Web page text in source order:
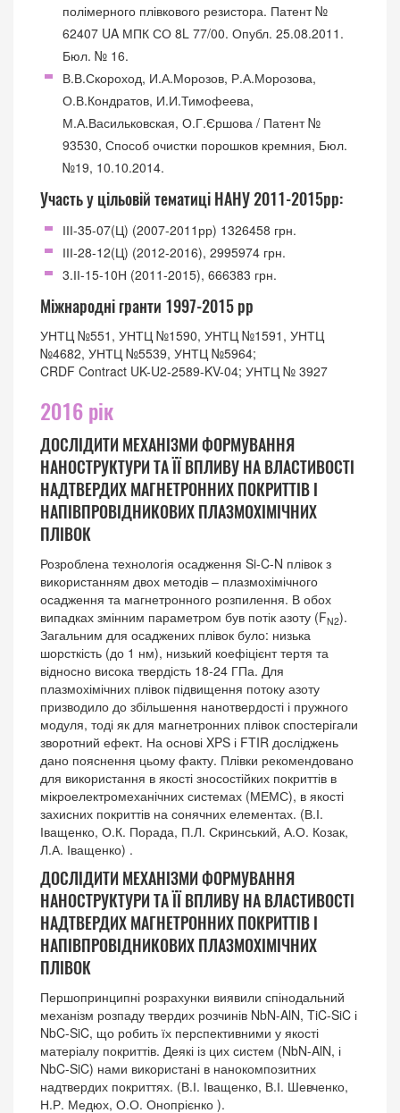
полімерного плівкового резистора. Патент №
62407 UA МПК СО 8L 77/00. Опубл. 25.08.2011.
Бюл. № 16.
В.В.Скороход, И.А.Морозов, Р.А.Морозова,
О.В.Кондратов, И.И.Тимофеева,
М.А.Васильковская, О.Г.Єршова / Патент №
93530, Способ очистки порошков кремния, Бюл.
№19, 10.10.2014.
Участь у цільовій тематиці НАНУ 2011-2015рр:
ІІІ-35-07(Ц) (2007-2011рр) 1326458 грн.
ІІІ-28-12(Ц) (2012-2016), 2995974 грн.
3.ІІ-15-10Н (2011-2015), 666383 грн.
Міжнародні гранти 1997-2015 рр
УНТЦ №551, УНТЦ №1590, УНТЦ №1591, УНТЦ
№4682, УНТЦ №5539, УНТЦ №5964;
CRDF Contract UK-U2-2589-KV-04; УНТЦ № 3927
2016 рік
ДОСЛІДИТИ МЕХАНІЗМИ ФОРМУВАННЯ
НАНОСТРУКТУРИ ТА ЇЇ ВПЛИВУ НА ВЛАСТИВОСТІ
НАДТВЕРДИХ МАГНЕТРОННИХ ПОКРИТТІВ І
НАПІВПРОВІДНИКОВИХ ПЛАЗМОХІМІЧНИХ
ПЛІВОК
Розроблена технологія осадження Si-C-N плівок з
використанням двох методів – плазмохімічного
осадження та магнетронного розпилення. В обох
випадках змінним параметром був потік азоту (FN2).
Загальним для осаджених плівок було: низька
шорсткість (до 1 нм), низький коефіцієнт тертя та
відносно висока твердість 18-24 ГПа. Для
плазмохімічних плівок підвищення потоку азоту
призводило до збільшення нанотвердості і пружного
модуля, тоді як для магнетронних плівок спостерігали
зворотний ефект. На основі XPS і FTIR досліджень
дано пояснення цьому факту. Плівки рекомендовано
для використання в якості зносостійких покриттів в
мікроелектромеханічних системах (МЕМС), в якості
захисних покриттів на сонячних елементах. (В.І.
Іващенко, О.К. Порада, П.Л. Скринський, А.О. Козак,
Л.А. Іващенко) .
ДОСЛІДИТИ МЕХАНІЗМИ ФОРМУВАННЯ
НАНОСТРУКТУРИ ТА ЇЇ ВПЛИВУ НА ВЛАСТИВОСТІ
НАДТВЕРДИХ МАГНЕТРОННИХ ПОКРИТТІВ І
НАПІВПРОВІДНИКОВИХ ПЛАЗМОХІМІЧНИХ
ПЛІВОК
Першопринципні розрахунки виявили спінодальний
механізм розпаду твердих розчинів NbN-AlN, TiC-SiC і
NbC-SiC, що робить їх перспективними у якості
матеріалу покриттів. Деякі із цих систем (NbN-AlN, і
NbC-SiC) нами використані в нанокомпозитних
надтвердих покриттях. (В.І. Іващенко, В.І. Шевченко,
Н.Р. Медюх, О.О. Онопрієнко ).